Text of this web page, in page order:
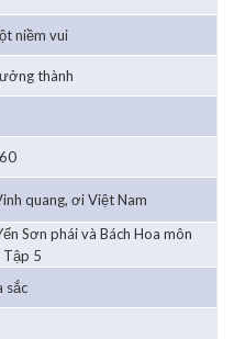
niềm vui
thành
quang, ơi Việt Nam
Sơn phái và Bách Hoa môn
Tập 5
sắc